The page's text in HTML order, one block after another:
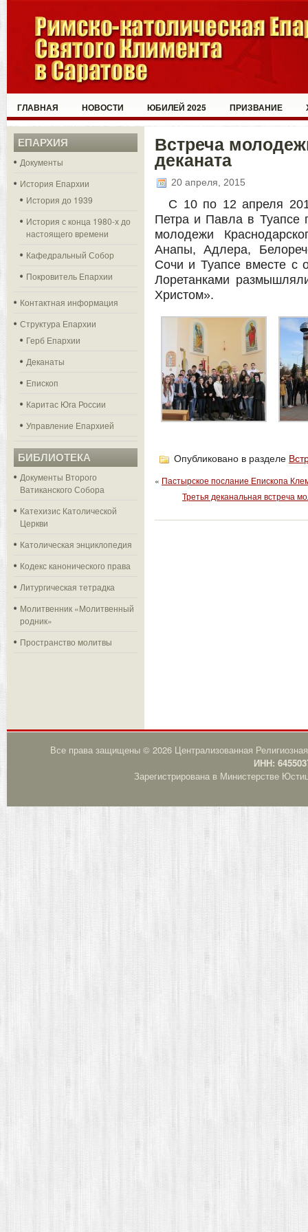
ГЛАВНАЯ НОВОСТИ ЮБИЛЕЙ 2025 ПРИЗВАНИЕ
ЕПАРХИЯ
Документы
История Епархии
История до 1939
История с конца 1980-х до
настоящего времени
Кафедральный Собор
Покровитель Епархии
Контактная информация
Структура Епархии
Герб Епархии
Деканаты
Епископ
Каритас Юга России
Управление Епархией
БИБЛИОТЕКА
Документы Второго
Ватиканского Собора
Катехизис Католической
Церкви
Католическая энциклопедия
Кодекс канонического права
Литургическая тетрадка
Молитвенник «Молитвенный
родник»
Пространство молитвы
Встреча
деканата
20 апреля, 2015
С 10 по 12 апреля
Петра и Павла в Туапсе
молодежи
Анапы, Адлера,
Сочи и Туапсе вместе с
Лоретанками
Христом».
Опубликовано в разделе
« Пастырское послание Епископа
Третья деканальная встреча
Все права защищены © 2026 Централизованная
ИНН:
Зарегистрирована в Министерстве